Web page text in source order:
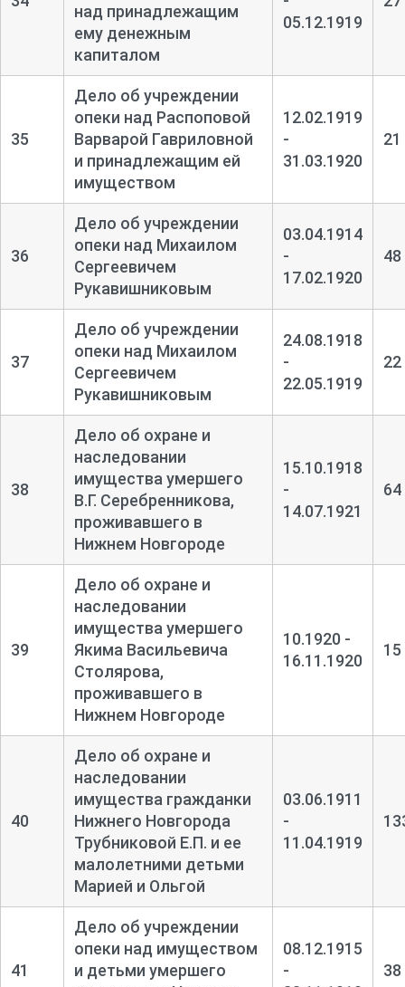
над принадлежащим
ему денежным
капиталом
05.12.1919
35
Дело об учреждении
опеки над Распоповой
Варварой Гавриловной
и принадлежащим ей
имуществом
12.02.1919
-
31.03.1920
21
36
Дело об учреждении
опеки над Михаилом
Сергеевичем
Рукавишниковым
03.04.1914
-
17.02.1920
48
37
Дело об учреждении
опеки над Михаилом
Сергеевичем
Рукавишниковым
24.08.1918
-
22.05.1919
22
38
Дело об охране и
наследовании
имущества умершего
В.Г. Серебренникова,
проживавшего в
Нижнем Новгороде
15.10.1918
-
14.07.1921
64
39
Дело об охране и
наследовании
имущества умершего
Якима Васильевича
Столярова,
проживавшего в
Нижнем Новгороде
10.1920 -
16.11.1920
15
40
Дело об охране и
наследовании
имущества гражданки
Нижнего Новгорода
Трубниковой Е.П. и ее
малолетними детьми
Марией и Ольгой
03.06.1911
-
11.04.1919
41
Дело об учреждении
опеки над имуществом
и детьми умершего
08.12.1915
-
38